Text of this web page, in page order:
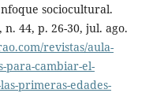
sociocultural.
44, p. 26-30, jul. ago.
revistas/aula-
para-cambiar-el-
primeras-edades-